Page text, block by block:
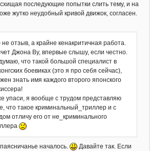
последующие попытки слить тему, и на
жутко неудобный кривой движок, согласен.
отзыв, а крайне кенакритичная работа.
Джона Ву, впервые слышу, если честно.
что такой большой специалист в
боевиках (это я про себя сейчас),
знать имя каждого второго японского
упаси, я вообще с трудом представляю
что такое криминальный_триллер и с
отличу его от не_криминального
началось.
Давайте так. Если